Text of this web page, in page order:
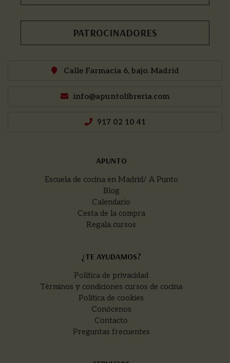
PATROCINADORES
Calle Farmacia 6, bajo. Madrid
info@apuntolibreria.com
917 02 10 41
APUNTO
Escuela de cocina en Madrid/ A Punto
Blog
Calendario
Cesta de la compra
Regala cursos
¿TE AYUDAMOS?
Política de privacidad
Términos y condiciones cursos de cocina
Política de cookies
Conócenos
Contacto
Preguntas frecuentes